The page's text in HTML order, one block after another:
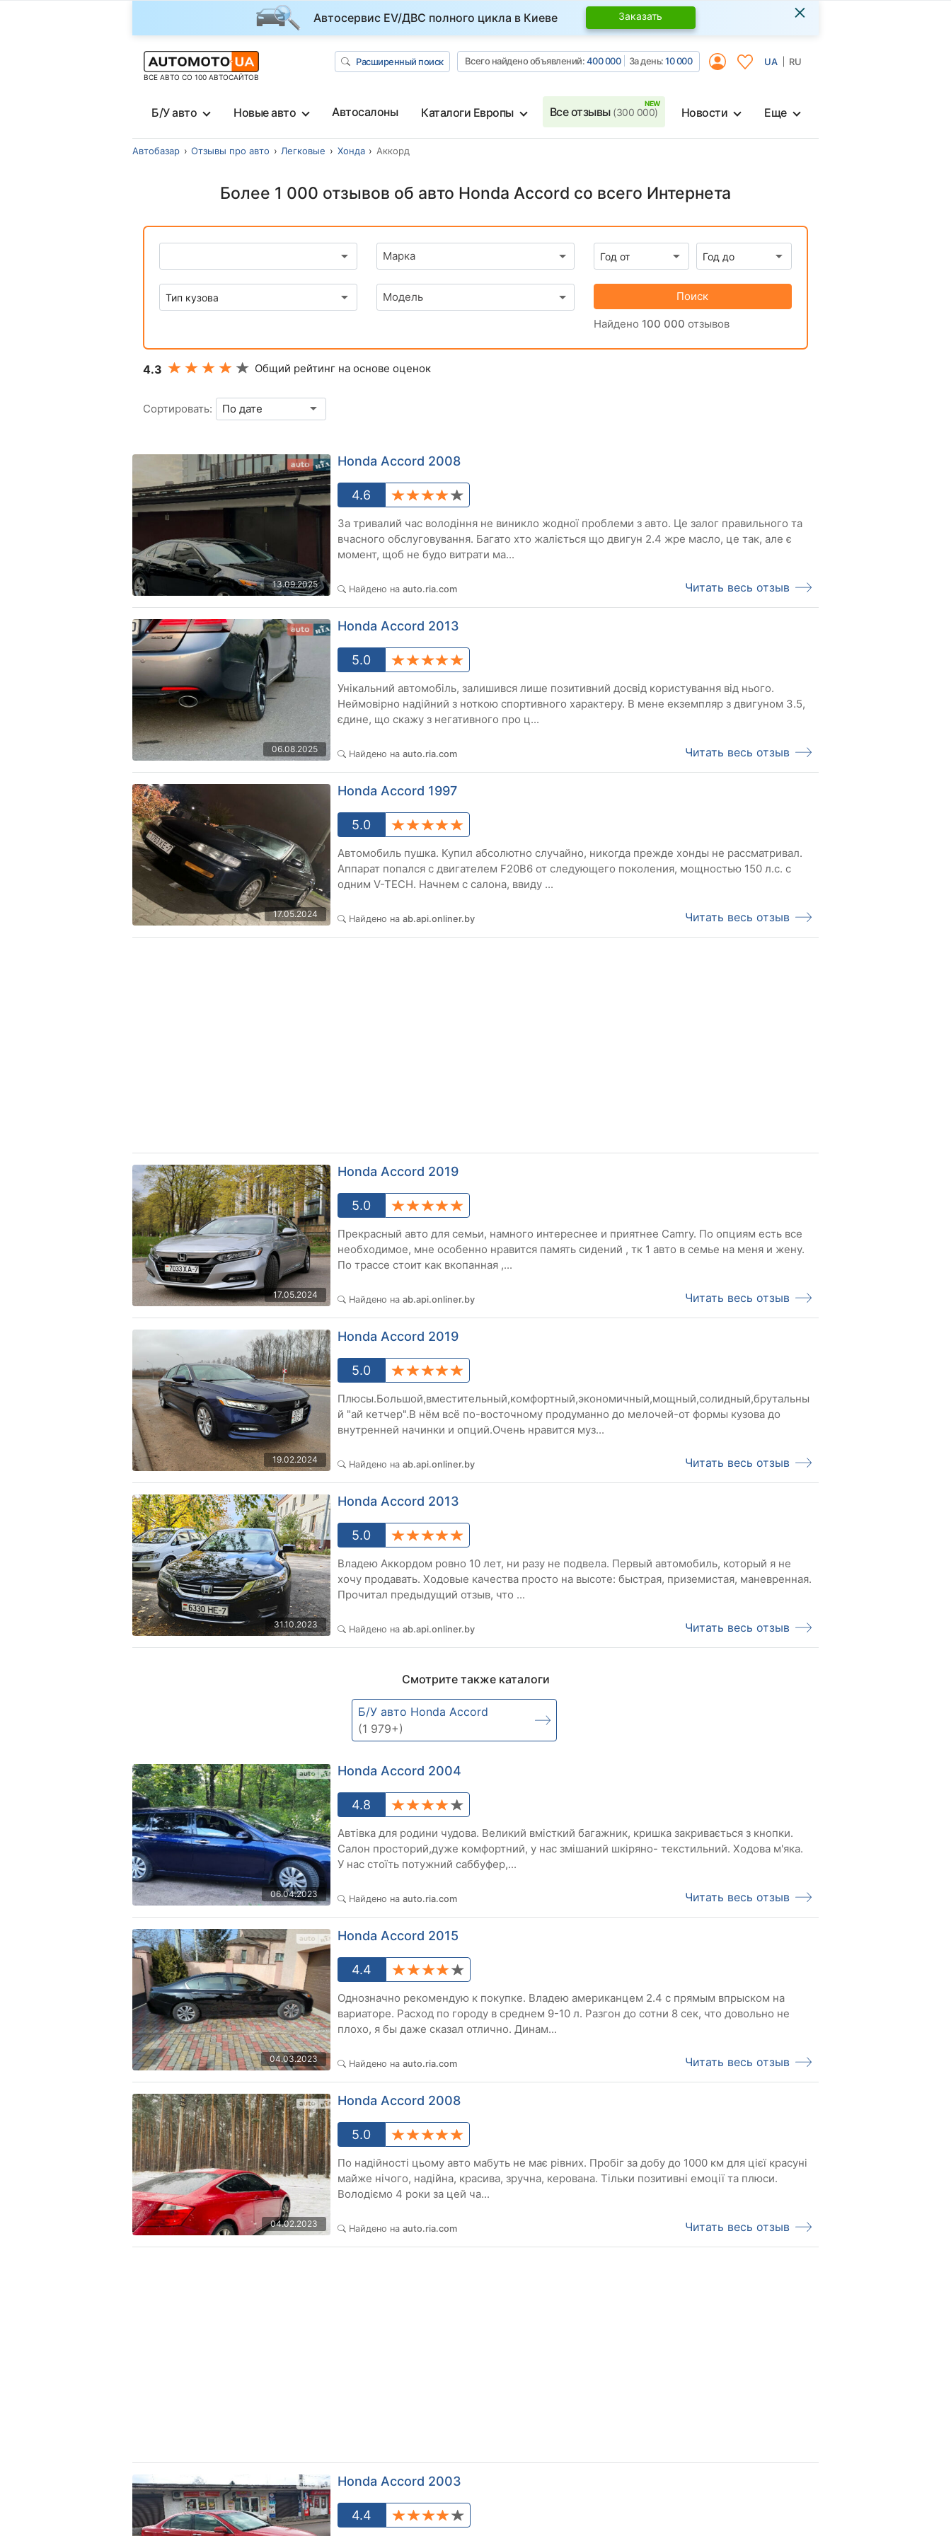
Автосервис EV/ДВС полного цикла в Киеве Заказать ×
ВСЕ АВТО СО 100 АВТОСАЙТОВ
Расширенный поиск Всего найдено объявлений:400 000 За день:10 000 UA RU
Б/У авто Новые авто Автосалоны Каталоги Европы Все отзывы (300 000) Новости Еще
Автобазар Отзывы про авто Легковые Хонда Аккорд
Более 1 000 отзывов об авто Honda Accord со всего Интернета
Марка
Модель Поиск
Найдено 100 000 отзывов
4.3 Общий рейтинг на основе оценок
Сортировать:
13.09.2025
Honda Accord 2008
4.6
За тривалий час володіння не виникло жодної проблеми з авто. Це залог правильного та
вчасного обслуговування. Багато хто жаліється що двигун 2.4 жре масло, це так, але є
момент, щоб не будо витрати ма...
Найдено на auto.ria.com Читать весь отзыв
06.08.2025
Honda Accord 2013
5.0
Унікальний автомобіль, залишився лише позитивний досвід користування від нього.
Неймовірно надійний з ноткою спортивного характеру. В мене екземпляр з двигуном 3.5,
єдине, що скажу з негативного про ц...
Найдено на auto.ria.com Читать весь отзыв
17.05.2024
Honda Accord 1997
5.0
Автомобиль пушка. Купил абсолютно случайно, никогда прежде хонды не рассматривал.
Аппарат попался с двигателем F20B6 от следующего поколения, мощностью 150 л.с. с
одним V-TECH. Начнем с салона, ввиду ...
Найдено на ab.api.onliner.by Читать весь отзыв
17.05.2024
Honda Accord 2019
5.0
Прекрасный авто для семьи, намного интереснее и приятнее Camry. По опциям есть все
необходимое, мне особенно нравится память сидений , тк 1 авто в семье на меня и жену.
По трассе стоит как вкопанная ,...
Найдено на ab.api.onliner.by Читать весь отзыв
19.02.2024
Honda Accord 2019
5.0
Плюсы.Большой,вместительный,комфортный,экономичный,мощный,солидный,брутальны
й "ай кетчер".В нём всё по-восточному продуманно до мелочей-от формы кузова до
внутренней начинки и опций.Очень нравится муз...
Найдено на ab.api.onliner.by Читать весь отзыв
31.10.2023
Honda Accord 2013
5.0
Владею Аккордом ровно 10 лет, ни разу не подвела. Первый автомобиль, который я не
хочу продавать. Ходовые качества просто на высоте: быстрая, приземистая, маневренная.
Прочитал предыдущий отзыв, что ...
Найдено на ab.api.onliner.by Читать весь отзыв
Смотрите также каталоги
Б/У авто Honda Accord
(1 979+)
06.04.2023
Honda Accord 2004
4.8
Автівка для родини чудова. Великий вмісткий багажник, кришка закривається з кнопки.
Салон просторий,дуже комфортний, у нас змішаний шкіряно- текстильний. Ходова м'яка.
У нас стоїть потужний саббуфер,...
Найдено на auto.ria.com Читать весь отзыв
04.03.2023
Honda Accord 2015
4.4
Однозначно рекомендую к покупке. Владею американцем 2.4 с прямым впрыском на
вариаторе. Расход по городу в среднем 9-10 л. Разгон до сотни 8 сек, что довольно не
плохо, я бы даже сказал отлично. Динам...
Найдено на auto.ria.com Читать весь отзыв
04.02.2023
Honda Accord 2008
5.0
По надійності цьому авто мабуть не має рівних. Пробіг за добу до 1000 км для цієї красуні
майже нічого, надійна, красива, зручна, керована. Тільки позитивні емоції та плюси.
Володіємо 4 роки за цей ча...
Найдено на auto.ria.com Читать весь отзыв
Honda Accord 2003
4.4